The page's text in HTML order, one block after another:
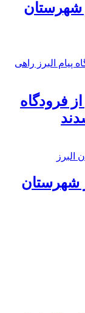
در شهرستان
فرودگاه
شهرستان